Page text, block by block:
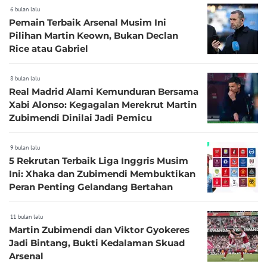
6 bulan lalu
Pemain Terbaik Arsenal Musim Ini
Pilihan Martin Keown, Bukan Declan
Rice atau Gabriel
8 bulan lalu
Real Madrid Alami Kemunduran Bersama
Xabi Alonso: Kegagalan Merekrut Martin
Zubimendi Dinilai Jadi Pemicu
9 bulan lalu
5 Rekrutan Terbaik Liga Inggris Musim
Ini: Xhaka dan Zubimendi Membuktikan
Peran Penting Gelandang Bertahan
11 bulan lalu
Martin Zubimendi dan Viktor Gyokeres
Jadi Bintang, Bukti Kedalaman Skuad
Arsenal